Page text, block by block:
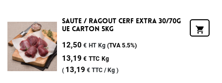
Saute / Ragout Cerf Extra 30/70g
Ue Carton 5kg
12,50 € HT Kg (TVA 5.5%)
13,19 € TTC Kg
( 13,19 € TTC / Kg )